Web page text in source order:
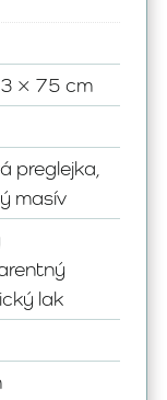
× 75 cm
preglejka,
masív
lak